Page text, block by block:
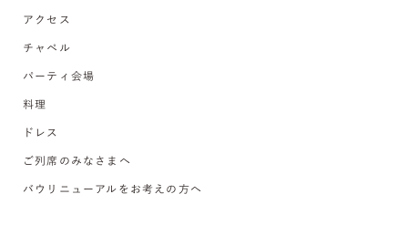
アクセス
チャペル
パーティ会場
料理
ドレス
ご列席のみなさまへ
バウリニューアルをお考えの方へ